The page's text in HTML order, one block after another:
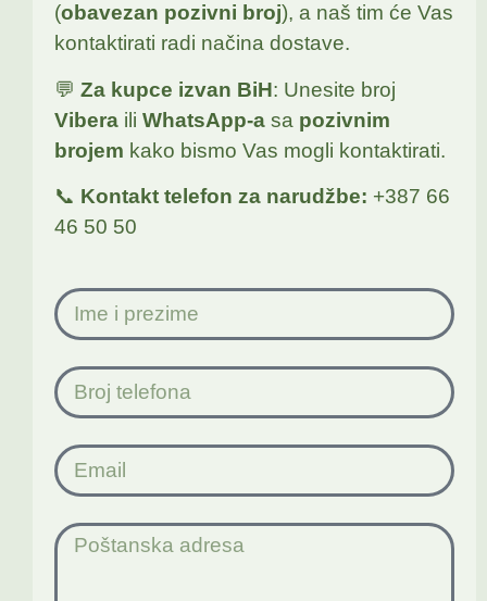
(obavezan pozivni broj), a naš tim će Vas
kontaktirati radi načina dostave.
💬 Za kupce izvan BiH: Unesite broj
Vibera ili WhatsApp-a sa pozivnim
brojem kako bismo Vas mogli kontaktirati.
📞 Kontakt telefon za narudžbe: +387 66
46 50 50